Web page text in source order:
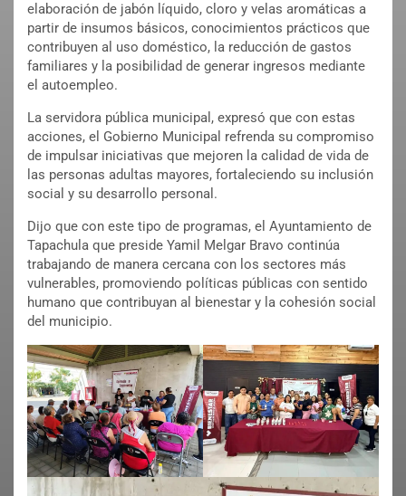
elaboración de jabón líquido, cloro y velas aromáticas a
partir de insumos básicos, conocimientos prácticos que
contribuyen al uso doméstico, la reducción de gastos
familiares y la posibilidad de generar ingresos mediante
el autoempleo.
La servidora pública municipal, expresó que con estas
acciones, el Gobierno Municipal refrenda su compromiso
de impulsar iniciativas que mejoren la calidad de vida de
las personas adultas mayores, fortaleciendo su inclusión
social y su desarrollo personal.
Dijo que con este tipo de programas, el Ayuntamiento de
Tapachula que preside Yamil Melgar Bravo continúa
trabajando de manera cercana con los sectores más
vulnerables, promoviendo políticas públicas con sentido
humano que contribuyan al bienestar y la cohesión social
del municipio.